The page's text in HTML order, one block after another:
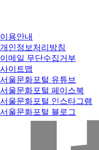
이용안내
개인정보처리방침
이메일 무단수집거부
사이트맵
서울문화포털 유튜브
서울문화포털 페이스북
서울문화포털 인스타그램
서울문화포털 블로그